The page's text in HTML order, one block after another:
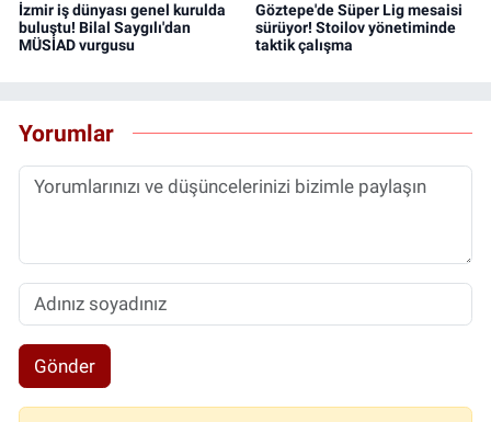
İzmir iş dünyası genel kurulda
buluştu! Bilal Saygılı'dan
MÜSİAD vurgusu
Göztepe'de Süper Lig mesaisi
sürüyor! Stoilov yönetiminde
taktik çalışma
Yorumlar
Gönder